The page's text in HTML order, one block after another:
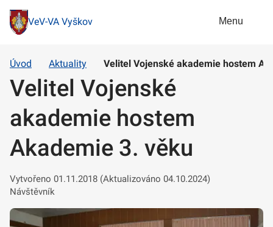
VeV-VA Vyškov Menu
Úvod Aktuality Velitel Vojenské akademie hostem
Velitel Vojenské
akademie hostem
Akademie 3. věku
Vytvořeno 01.11.2018 (Aktualizováno 04.10.2024)
Návštěvník